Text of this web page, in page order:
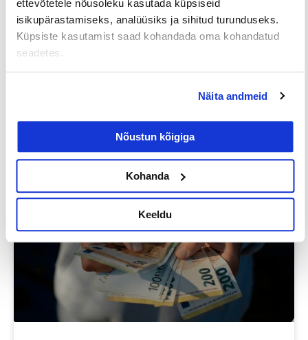
ettevõtetele nõusoleku kasutada küpsiseid
isikupärastamiseks, analüüsiks ja sihitud turunduseks.
Küpsiste kasutamist saad kohandada oma kohandatud
seadetes.
Näita andmeid
Nõustun kõigiga
Kohanda
Keeldu
23/07/2026